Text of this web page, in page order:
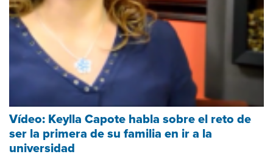
Vídeo: Keylla Capote habla sobre el reto de
ser la primera de su familia en ir a la
universidad